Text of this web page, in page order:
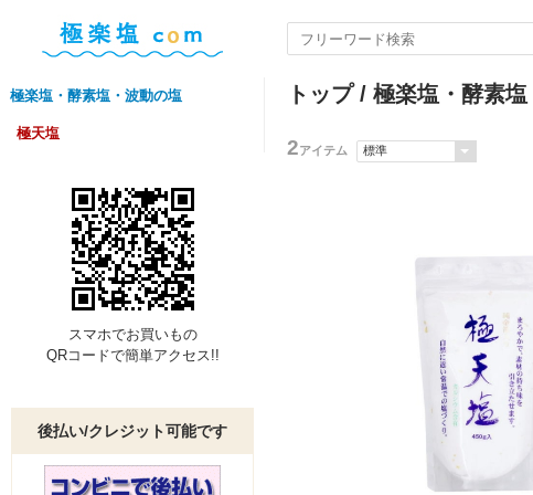
極楽塩・酵素塩・波動の塩
極天塩
スマホでお買いもの
QRコードで簡単アクセス!!
後払い/クレジット可能です
トップ/ 極楽塩・酵素
2アイテム